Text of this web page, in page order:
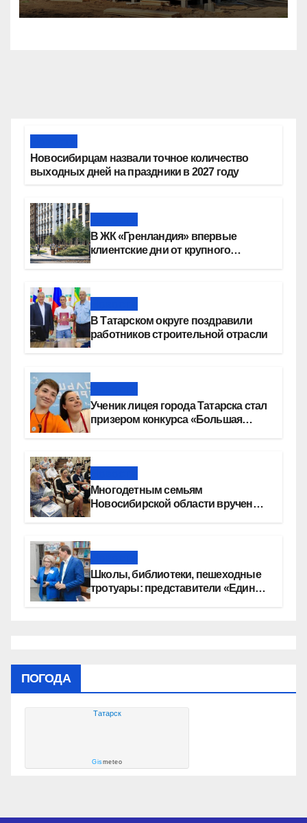
тысяч семей
Новосибирцам назвали точное количество
выходных дней на праздники в 2027 году
В ЖК «Гренландия» впервые
клиентские дни от крупного
В Татарском округе поздравили
работников строительной отрасли
Ученик лицея города Татарска стал
призером конкурса «Большая
Многодетным семьям
Новосибирской области вручены
Школы, библиотеки, пешеходные
тротуары: представители «Единой
ПОГОДА
Татарск
Gismeteo